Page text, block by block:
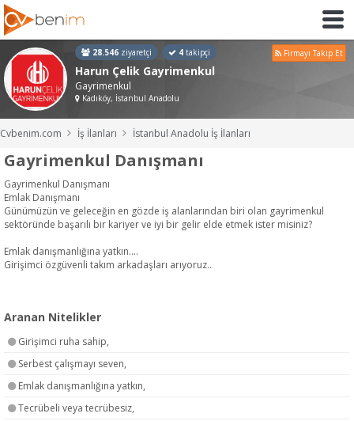
28.546 ziyaretçi 4 takipçi Firmayı Takip Et
Harun Çelik Gayrimenkul
Gayrimenkul
Kadıköy, İstanbul Anadolu
Cvbenim.com İş İlanları İstanbul Anadolu İş İlanları
Gayrimenkul Danışmanı
Gayrimenkul Danışmanı
Emlak Danışmanı
Günümüzün ve geleceğin en gözde iş alanlarından biri olan gayrimenkul
sektöründe başarılı bir kariyer ve iyi bir gelir elde etmek ister misiniz?
Emlak danışmanlığına yatkın....
Girişimci özgüvenli takım arkadaşları arıyoruz..
Aranan Nitelikler
Girişimci ruha sahip,
Serbest çalışmayı seven,
Emlak danışmanlığına yatkın,
Tecrübeli veya tecrübesiz,